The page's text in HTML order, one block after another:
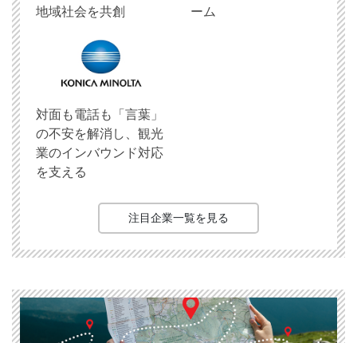
地域社会を共創
ーム
対面も電話も「言葉」
の不安を解消し、観光
業のインバウンド対応
を支える
注目企業一覧を見る